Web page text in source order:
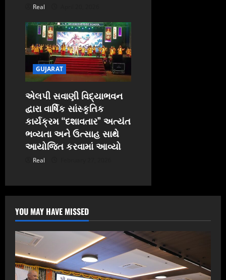
Real
GUJARAT
એલપી સવાણી વિદ્યાભવન
દ્વારા વાર્ષિક સાંસ્કૃતિક
કાર્યક્રમ “દશાવતાર” અત્યંત
ભવ્યતા અને ઉત્સાહ સાથે
આયોજિત કરવામાં આવ્યો
Real
YOU MAY HAVE MISSED